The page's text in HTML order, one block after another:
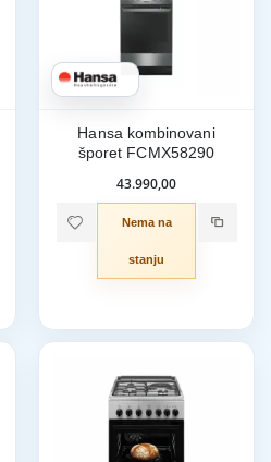
Hansa kombinovani
šporet FCMX58290
43.990,00
Nema na
stanju